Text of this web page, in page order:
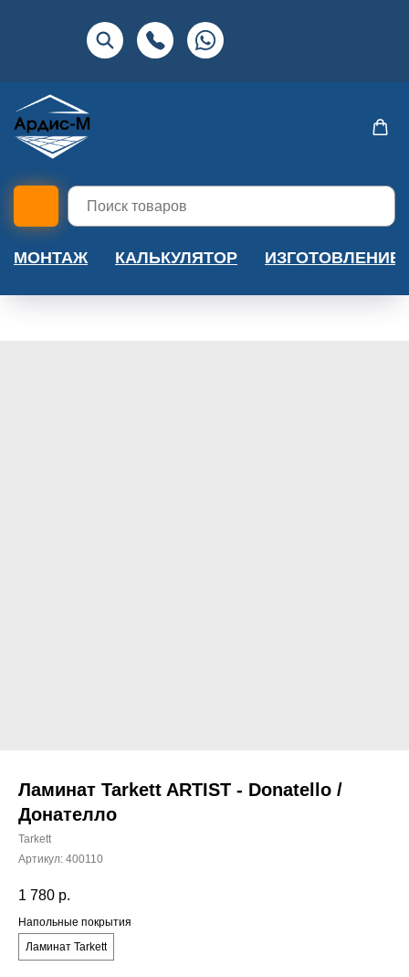
МОНТАЖ КАЛЬКУЛЯТОР ИЗГОТОВЛЕНИЕ
Ламинат Tarkett ARTIST - Donatello /
Донателло
Tarkett
Артикул: 400110
1 780 р.
Напольные покрытия
Ламинат Tarkett